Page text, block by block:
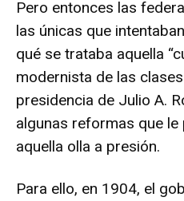
Pero entonces las
las únicas que
qué se trataba aquella
modernista de las
presidencia de Julio A.
algunas reformas que
aquella olla a presión.
Para ello, en 1904, el